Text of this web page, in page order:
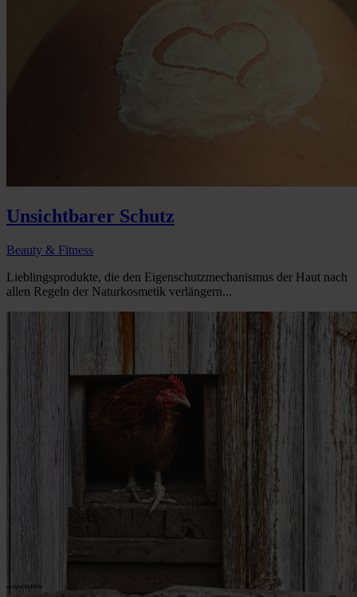
Unsichtbarer Schutz
Beauty & Fitness
Lieblingsprodukte, die den Eigenschutzmechanismus der Haut nach
allen Regeln der Naturkosmetik verlängern...